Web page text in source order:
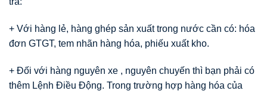
+ Với hàng lẻ, hàng ghép sản xuất trong nước cần có: hóa
đơn GTGT, tem nhãn hàng hóa, phiếu xuất kho.
+ Đối với hàng nguyên xe , nguyên chuyến thì bạn phải có
thêm Lệnh Điều Động. Trong trường hợp hàng hóa của